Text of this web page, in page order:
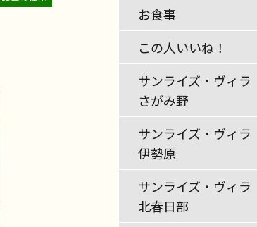
お食事
この人いいね！
サンライズ・ヴィラ
さがみ野
サンライズ・ヴィラ
伊勢原
サンライズ・ヴィラ
北春日部